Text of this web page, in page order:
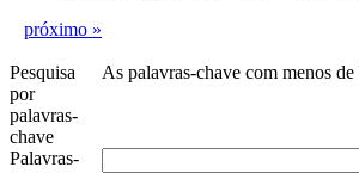
próximo »
Pesquisa
por
palavras-
chave
As palavras-chave com menos de
Palavras-